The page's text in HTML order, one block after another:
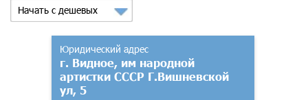
Начать с дешевых
Юридический адрес
г. Видное, им народной
артистки СССР Г.Вишневской
ул, 5